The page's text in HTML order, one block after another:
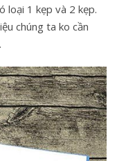
loại 1 kẹp và 2 kẹp.
chúng ta ko cần